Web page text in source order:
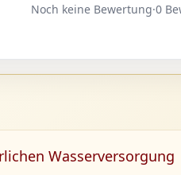
Noch keine Bewertung·0
Wasserversorgung